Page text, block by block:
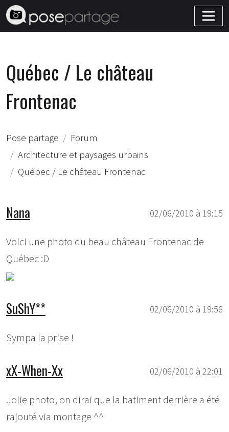
Québec / Le château
Frontenac
Pose partage
Forum
Architecture et paysages urbains
Québec / Le château Frontenac
02/06/2010 à 19:15
Nana
Voici une photo du beau château Frontenac de
Québec :D
02/06/2010 à 19:56
SuShY**
Sympa la prise !
02/06/2010 à 22:01
xX-When-Xx
Jolie photo, on dirai que la batiment derrière a été
rajouté via montage ^^